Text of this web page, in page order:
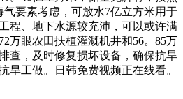
要素考虑，可放水7亿立方米用于
程、地下水源较充沛，可以或许满
万眼农田扶植灌溉机井和56。85万
查，及时修复损坏设备，确保抗旱
旱工做。日韩免费视频正在线看。